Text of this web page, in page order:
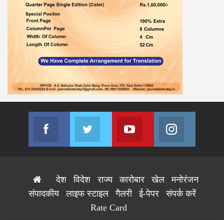
Facebook
Join us on Facebook
Twitter
Join us on Twitter
Youtube
Join us on Youtube
देश विदेश राज्य कारोबार खेल
मनोरंजन
संपादकीय
लाइफ स्टाइल गैलरी ई-पेपर
संपर्क करें
Rate Card